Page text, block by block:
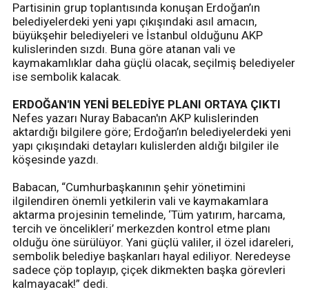
Partisinin grup toplantısında konuşan Erdoğan’ın
belediyelerdeki yeni yapı çıkışındaki asıl amacın,
büyükşehir belediyeleri ve İstanbul olduğunu AKP
kulislerinden sızdı. Buna göre atanan vali ve
kaymakamlıklar daha güçlü olacak, seçilmiş belediyeler
ise sembolik kalacak.
ERDOĞAN'IN YENİ BELEDİYE PLANI ORTAYA ÇIKTI
Nefes yazarı Nuray Babacan'ın AKP kulislerinden
aktardığı bilgilere göre; Erdoğan’ın belediyelerdeki yeni
yapı çıkışındaki detayları kulislerden aldığı bilgiler ile
köşesinde yazdı.
Babacan, “Cumhurbaşkanının şehir yönetimini
ilgilendiren önemli yetkilerin vali ve kaymakamlara
aktarma projesinin temelinde, ‘Tüm yatırım, harcama,
tercih ve öncelikleri’ merkezden kontrol etme planı
olduğu öne sürülüyor. Yani güçlü valiler, il özel idareleri,
sembolik belediye başkanları hayal ediliyor. Neredeyse
sadece çöp toplayıp, çiçek dikmekten başka görevleri
kalmayacak!” dedi.